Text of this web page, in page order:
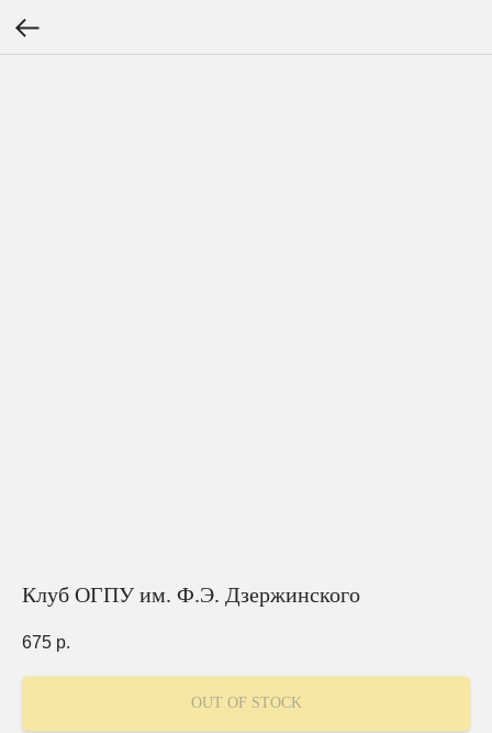
Клуб ОГПУ им. Ф.Э. Дзержинского
675 р.
OUT OF STOCK